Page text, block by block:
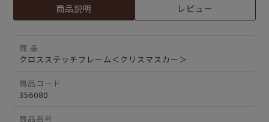
商品説明 レビュー
商 品
クロスステッチフレーム＜クリスマスカー＞
商品コード
356080
商品番号